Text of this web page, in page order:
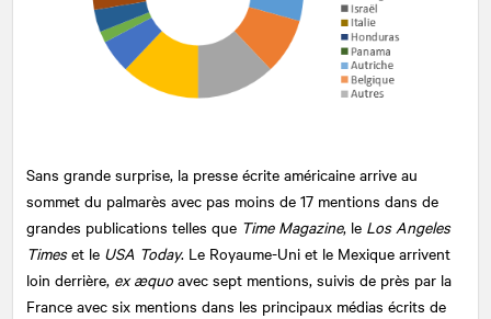
Sans grande surprise, la presse écrite américaine arrive au
sommet du palmarès avec pas moins de 17 mentions dans de
grandes publications telles que Time Magazine, le Los Angeles
Timeset le USA Today. Le Royaume-Uni et le Mexique arrivent
loin derrière, ex æquoavec sept mentions, suivis de près par la
France avec six mentions dans les principaux médias écrits de